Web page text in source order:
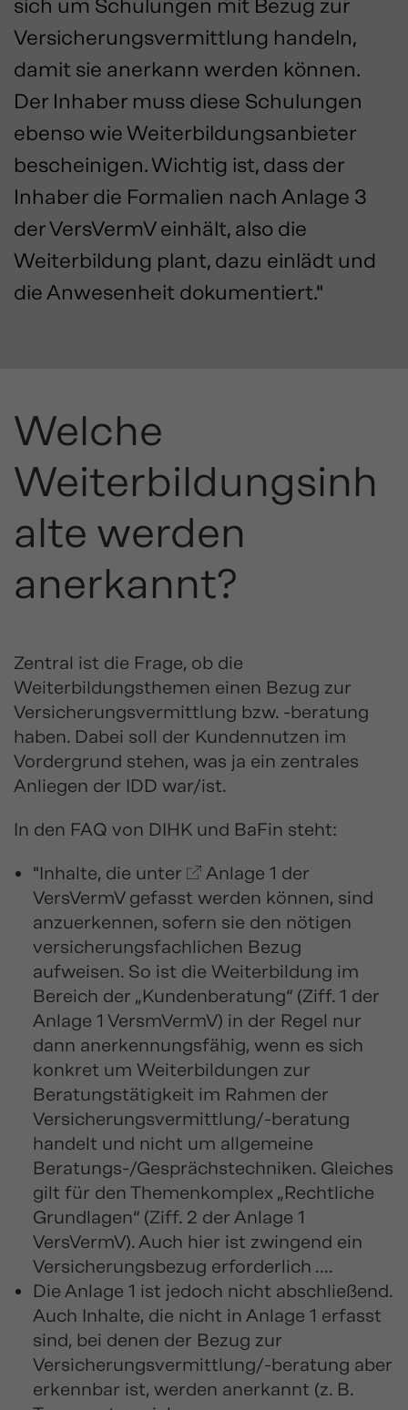
sich um Schulungen mit Bezug zur
Versicherungsvermittlung handeln,
damit sie anerkann werden können.
Der Inhaber muss diese Schulungen
ebenso wie Weiterbildungsanbieter
bescheinigen. Wichtig ist, dass der
Inhaber die Formalien nach Anlage 3
der VersVermV einhält, also die
Weiterbildung plant, dazu einlädt und
die Anwesenheit dokumentiert."
Welche
Weiterbildungsinh
alte werden
anerkannt?
Zentral ist die Frage, ob die
Weiterbildungsthemen einen Bezug zur
Versicherungsvermittlung bzw. -beratung
haben. Dabei soll der Kundennutzen im
Vordergrund stehen, was ja ein zentrales
Anliegen der IDD war/ist.
In den FAQ von DIHK und BaFin steht:
"Inhalte, die unter
Anlage 1 der
VersVermVgefasst werden können, sind
anzuerkennen, sofern sie den nötigen
versicherungsfachlichen Bezug
aufweisen. So ist die Weiterbildung im
Bereich der „Kundenberatung“ (Ziff. 1 der
Anlage 1 VersmVermV) in der Regel nur
dann anerkennungsfähig, wenn es sich
konkret um Weiterbildungen zur
Beratungstätigkeit im Rahmen der
Versicherungsvermittlung/-beratung
handelt und nicht um allgemeine
Beratungs-/Gesprächstechniken. Gleiches
gilt für den Themenkomplex „Rechtliche
Grundlagen“ (Ziff. 2 der Anlage 1
VersVermV). Auch hier ist zwingend ein
Versicherungsbezug erforderlich ....
Die Anlage 1 ist jedoch nicht abschließend.
Auch Inhalte, die nicht in Anlage 1 erfasst
sind, bei denen der Bezug zur
Versicherungsvermittlung/-beratung aber
erkennbar ist, werden anerkannt (z. B.